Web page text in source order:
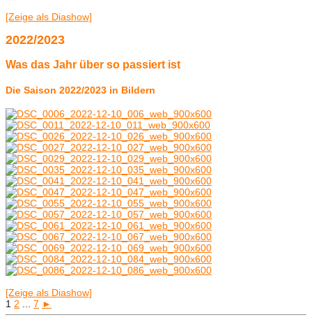
[Zeige als Diashow]
2022/2023
Was das Jahr über so passiert ist
Die Saison 2022/2023 in Bildern
[Zeige als Diashow]
1 2 ... 7 ►